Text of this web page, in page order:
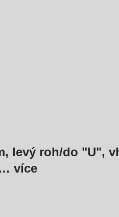
levý roh/do "U",
více